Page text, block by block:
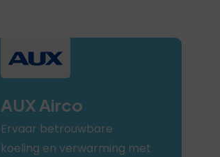
AUX Airco
Ervaar betrouwbare
koeling en verwarming met